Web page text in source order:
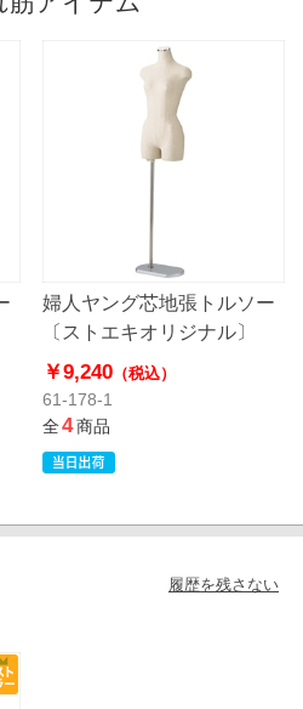
婦人ヤング芯地張トルソー
〔ストエキオリジナル〕
￥9,240（税込）
61-178-1
全4商品
履歴を残さない